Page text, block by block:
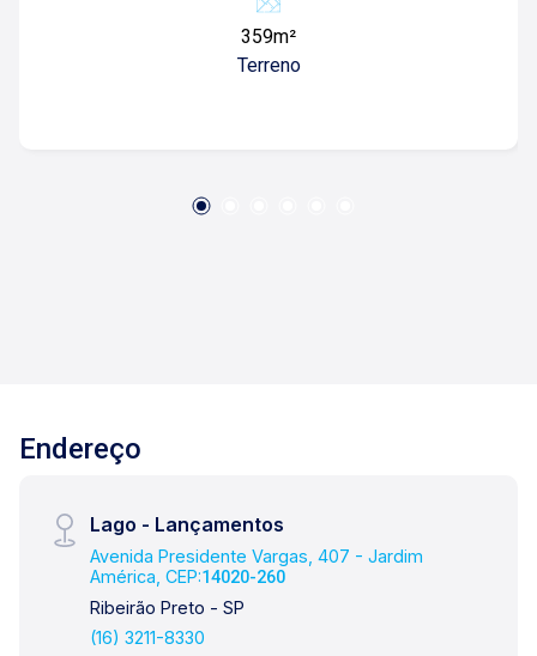
agendamento de visita, entre em contato. Lago
Imóveis - desde 1987 construindo
relacionamentos e confiança com clientes e
359m²
Terreno
Endereço
Lago - Lançamentos
Avenida Presidente Vargas, 407 - Jardim
América, CEP:14020-260
Ribeirão Preto - SP
(16) 3211-8330